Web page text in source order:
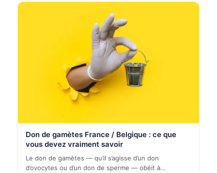
Don de gamètes France / Belgique : ce que
vous devez vraiment savoir
Le don de gamètes — qu’il s’agisse d’un don
d’ovocytes ou d’un don de sperme — obéit à…